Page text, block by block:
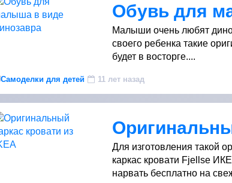
Малыши очень любят
своего ребенка такие
будет в восторге....
Самоделки для детей 11 лет назад
Для изготовления такой
каркас кровати Fjellse
нарвать бесплатно на